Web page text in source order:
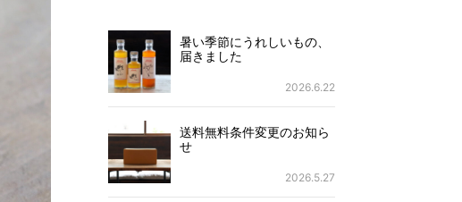
暑い季節にうれしいもの、
届きました
2026.6.22
送料無料条件変更のお知ら
せ
2026.5.27